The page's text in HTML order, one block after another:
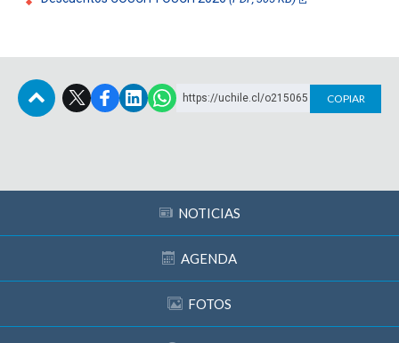
https://uchile.cl/o215065 COPIAR
NOTICIAS
AGENDA
FOTOS